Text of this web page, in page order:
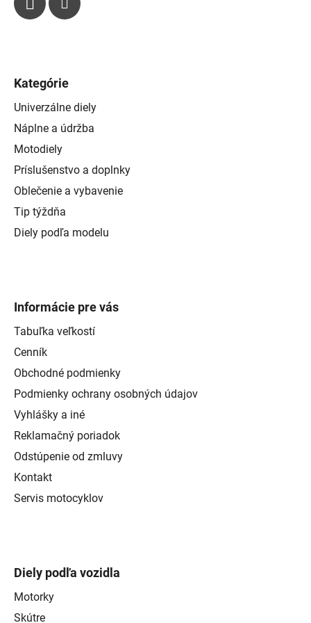
Kategórie
Univerzálne diely
Náplne a údržba
Motodiely
Príslušenstvo a doplnky
Oblečenie a vybavenie
Tip týždňa
Diely podľa modelu
Informácie pre vás
Tabuľka veľkostí
Cenník
Obchodné podmienky
Podmienky ochrany osobných údajov
Vyhlášky a iné
Reklamačný poriadok
Odstúpenie od zmluvy
Kontakt
Servis motocyklov
Diely podľa vozidla
Motorky
Skútre